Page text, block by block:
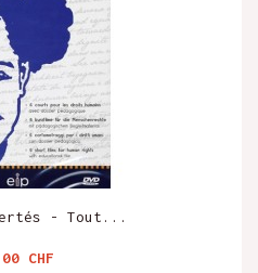
- Tout...
CHF